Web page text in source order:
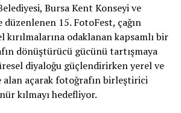
Bursa Kent Konseyi ve
düzenlenen 15. FotoFest, çağın
kırılmalarına odaklanan kapsamlı bir
dönüştürücü gücünü tartışmaya
diyaloğu güçlendirirken yerel ve
alan açarak fotoğrafın birleştirici
kılmayı hedefliyor.